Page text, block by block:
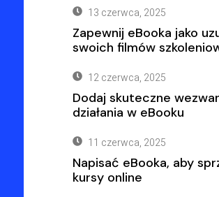
13 czerwca, 2025
Zapewnij eBooka jako
swoich filmów
12 czerwca, 2025
Dodaj skuteczne
działania w eBooku
11 czerwca, 2025
Napisać eBooka, aby
kursy online